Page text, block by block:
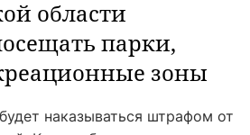
области
парки,
зоны
наказываться штрафом от